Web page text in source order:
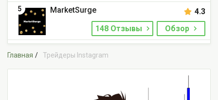
5 MarketSurge
4.3
148 Отзывы
Обзор
Главная Трейдеры Instagram